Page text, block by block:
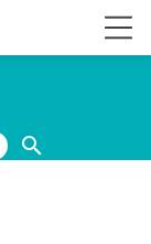
search